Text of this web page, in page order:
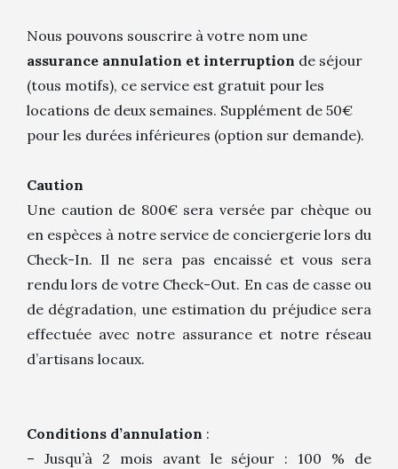
Nous pouvons souscrire à votre nom une
assurance annulation et interruption de séjour
(tous motifs), ce service est gratuit pour les
locations de deux semaines. Supplément de 50€
pour les durées inférieures (option sur demande).
Caution
Une caution de 800€ sera versée par chèque ou
en espèces à notre service de conciergerie lors du
Check-In. Il ne sera pas encaissé et vous sera
rendu lors de votre Check-Out. En cas de casse ou
de dégradation, une estimation du préjudice sera
effectuée avec notre assurance et notre réseau
d’artisans locaux.
Conditions d’annulation :
– Jusqu’à 2 mois avant le séjour : 100 % de